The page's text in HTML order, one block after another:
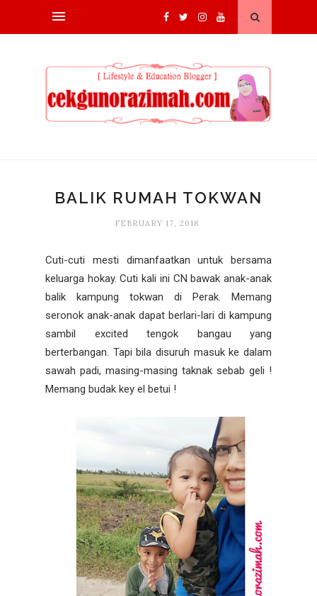
BALIK RUMAH TOKWAN
FEBRUARY 17, 2018
Cuti-cuti mesti dimanfaatkan untuk bersama
keluarga hokay. Cuti kali ini CN bawak anak-anak
balik kampung tokwan di Perak. Memang
seronok anak-anak dapat berlari-lari di kampung
sambil excited tengok bangau yang
berterbangan. Tapi bila disuruh masuk ke dalam
sawah padi, masing-masing taknak sebab geli !
Memang budak key el betui !